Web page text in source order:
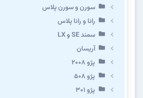
سورن و سورن پلاس
رانا و رانا پلاس
سمند SE و LX
آریسان
پژو ۲۰۰۸
پژو ۵۰۸
پژو 301